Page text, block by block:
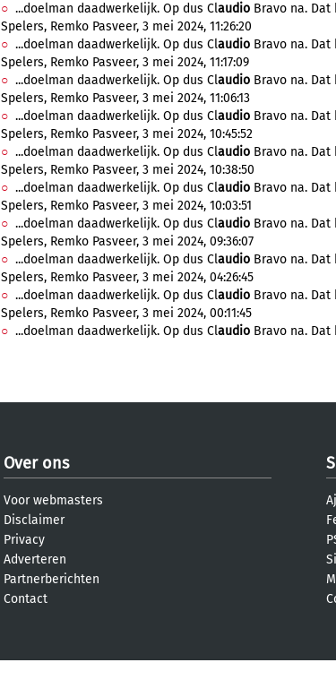
...doelman daadwerkelijk. Op dus Claudio Bravo na. Dat
Spelers, Remko Pasveer, 3 mei 2024, 11:26:20
...doelman daadwerkelijk. Op dus Claudio Bravo na. Dat
Spelers, Remko Pasveer, 3 mei 2024, 11:17:09
...doelman daadwerkelijk. Op dus Claudio Bravo na. Dat
Spelers, Remko Pasveer, 3 mei 2024, 11:06:13
...doelman daadwerkelijk. Op dus Claudio Bravo na. Dat
Spelers, Remko Pasveer, 3 mei 2024, 10:45:52
...doelman daadwerkelijk. Op dus Claudio Bravo na. Dat
Spelers, Remko Pasveer, 3 mei 2024, 10:38:50
...doelman daadwerkelijk. Op dus Claudio Bravo na. Dat
Spelers, Remko Pasveer, 3 mei 2024, 10:03:51
...doelman daadwerkelijk. Op dus Claudio Bravo na. Dat
Spelers, Remko Pasveer, 3 mei 2024, 09:36:07
...doelman daadwerkelijk. Op dus Claudio Bravo na. Dat
Spelers, Remko Pasveer, 3 mei 2024, 04:26:45
...doelman daadwerkelijk. Op dus Claudio Bravo na. Dat
Spelers, Remko Pasveer, 3 mei 2024, 00:11:45
...doelman daadwerkelijk. Op dus Claudio Bravo na. Dat
Over ons
Voor webmasters
Disclaimer
Privacy
Adverteren
Partnerberichten
Contact